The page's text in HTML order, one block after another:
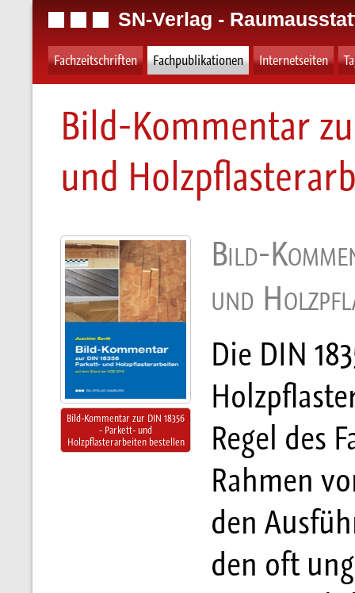
SN-Verlag -
Fachzeitschriften Fachpublikationen Internetseiten
Bild-Kommentar
und
Bild-Kommentar zur DIN 18356
- Parkett- und
Holzpflasterarbeiten bestellen
Bild-
und
Die DIN
Regel des
Rahmen
den
den oft